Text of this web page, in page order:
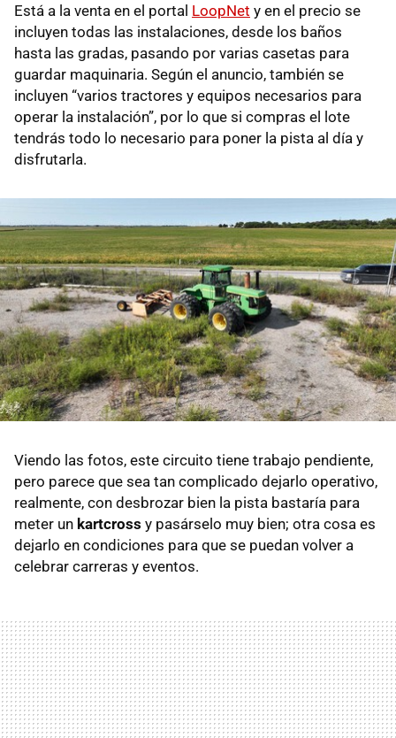
Está a la venta en el portal LoopNet y en el precio se
incluyen todas las instalaciones, desde los baños
hasta las gradas, pasando por varias casetas para
guardar maquinaria. Según el anuncio, también se
incluyen “varios tractores y equipos necesarios para
operar la instalación”, por lo que si compras el lote
tendrás todo lo necesario para poner la pista al día y
disfrutarla.
Viendo las fotos, este circuito tiene trabajo pendiente,
pero parece que sea tan complicado dejarlo operativo,
realmente, con desbrozar bien la pista bastaría para
meter un kartcross y pasárselo muy bien; otra cosa es
dejarlo en condiciones para que se puedan volver a
celebrar carreras y eventos.